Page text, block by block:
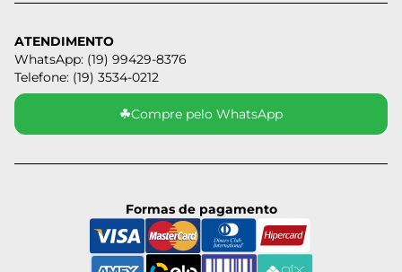
ATENDIMENTO
WhatsApp: (19) 99429-8376
Telefone: (19) 3534-0212
☘Compre pelo WhatsApp
Formas de pagamento